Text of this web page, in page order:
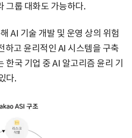
그룹 대화도 가능하다.
AI 기술 개발 및 운영 상의 위험
하고 윤리적인 AI 시스템을 구축
한국 기업 중 AI 알고리즘 윤리 기
다.